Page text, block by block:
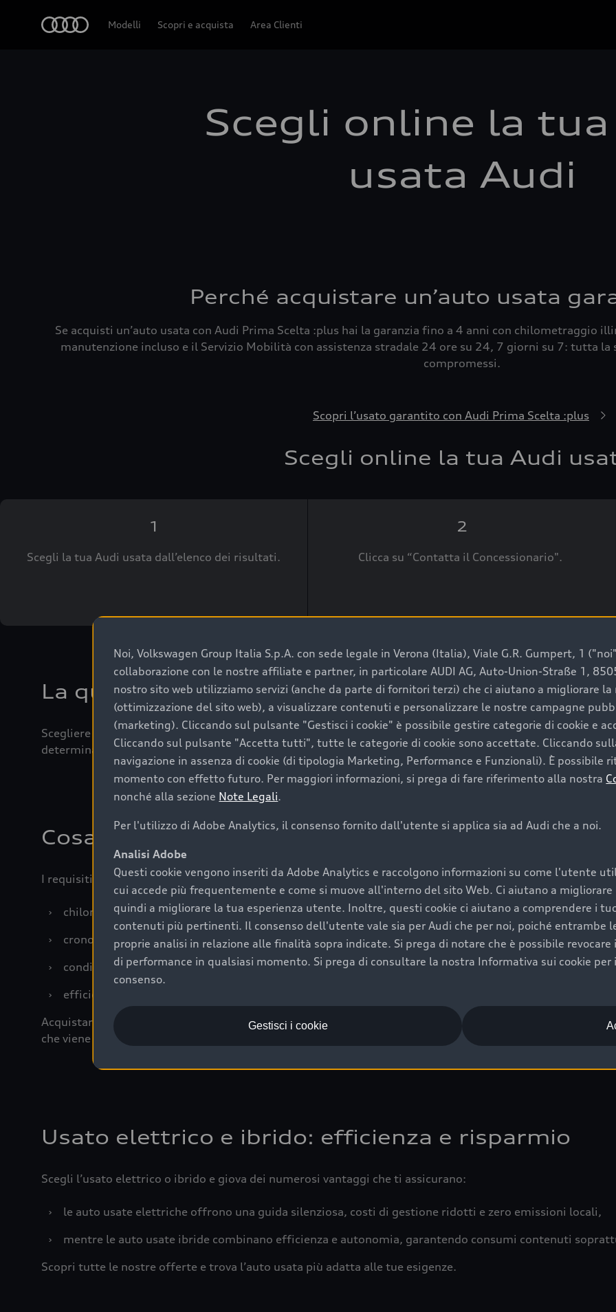
Modelli Scopri e acquista Area Clienti
Scegli online la
usata Audi
Perché acquistare un’auto usata
Se acquisti un’auto usata con Audi Prima Scelta :plus hai la garanzia fino a 4 anni con chilometraggio
manutenzione incluso e il Servizio Mobilità con assistenza stradale 24 ore su 24, 7 giorni su 7: tutta la
compromessi.
Scopri l’usato garantito con Audi Prima Scelta :plus
Scegli online la tua Audi
1
Scegli la tua Audi usata dall’elenco dei risultati.
2
Clicca su “Contatta il Concessionario".
La qualità di acquistare un’auto usata Audi
Scegliere un’auto usata è una decisione che coniuga convenienza, affidabilità e sostenibilità. Per fare un
determinanti come la garanzia inclusa e l’affidabilità del marchio. Audi offre l’auto usata perfetta tramite
Cosa sapere prima di acquistare la tua prossima
I requisiti fondamentali da considerare prima di acquistare un’auto usata, oltre al prezzo e all'aspetto,
›
chilometraggio: un valore contenuto corrisponde a uno stato migliore del veicolo e a una maggiore
›
cronologia dei tagliandi: una documentazione completa della vettura certifica una manutenzione
›
condizioni della carrozzeria e degli interni: una buona conservazione evidenzia cura e attenzione del
›
efficienza meccanica: motore, trasmissione e componenti principali in ottimo stato garantiscono
Acquistare un’auto usata in una Concessionaria ufficiale Audi che offre l’usato garantito tramite Audi
che viene sottoposto a 110 controlli approfonditi e coperto da garanzia fino a 4 anni per una maggiore
Usato elettrico e ibrido: efficienza e risparmio
Scegli l’usato elettrico o ibrido e giova dei numerosi vantaggi che ti assicurano:
›
le auto usate elettriche offrono una guida silenziosa, costi di gestione ridotti e zero emissioni locali,
›
mentre le auto usate ibride combinano efficienza e autonomia, garantendo consumi contenuti
Scopri tutte le nostre offerte e trova l’auto usata più adatta alle tue esigenze.
Noi, Volkswagen Group Italia S.p.A. con sede legale in Verona (Italia), Viale G.R. Gumpert, 1
collaborazione con le nostre affiliate e partner, in particolare AUDI AG, Auto-Union-Straße 1,
nostro sito web utilizziamo servizi (anche da parte di fornitori terzi) che ci aiutano a migliorare la
(ottimizzazione del sito web), a visualizzare contenuti e personalizzare le nostre campagne
(marketing). Cliccando sul pulsante "Gestisci i cookie" è possibile gestire categorie di cookie e
Cliccando sul pulsante "Accetta tutti", tutte le categorie di cookie sono accettate. Cliccando
navigazione in assenza di cookie (di tipologia Marketing, Performance e Funzionali). È possibile
momento con effetto futuro. Per maggiori informazioni, si prega di fare riferimento alla nostra
nonché alla sezione Note Legali.
Per l'utilizzo di Adobe Analytics, il consenso fornito dall'utente si applica sia ad Audi che a noi.
Analisi Adobe
Questi cookie vengono inseriti da Adobe Analytics e raccolgono informazioni su come l'utente
cui accede più frequentemente e come si muove all'interno del sito Web. Ci aiutano a
quindi a migliorare la tua esperienza utente. Inoltre, questi cookie ci aiutano a comprendere i
contenuti più pertinenti. Il consenso dell'utente vale sia per Audi che per noi, poiché entrambe
proprie analisi in relazione alle finalità sopra indicate. Si prega di notare che è possibile
di performance in qualsiasi momento. Si prega di consultare la nostra Informativa sui cookie per
consenso.
Gestisci i cookie